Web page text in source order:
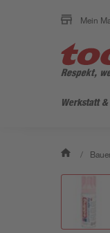
Mein
Werkstatt
/